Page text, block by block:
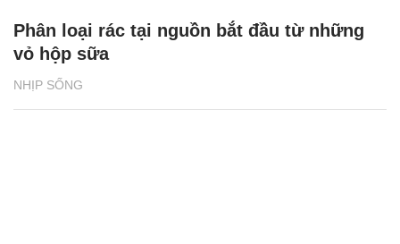
NHỊP SỐNG
Phân loại rác tại nguồn bắt đầu từ những
vỏ hộp sữa